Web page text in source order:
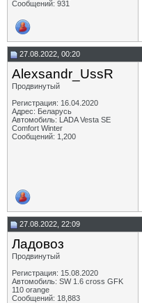
Сообщений: 931
27.08.2022, 00:20
Alexsandr_UssR
Продвинутый
Регистрация: 16.04.2020
Адрес: Беларусь
Автомобиль: LADA Vesta SE
Comfort Winter
Сообщений: 1,200
27.08.2022, 22:09
Ладовоз
Продвинутый
Регистрация: 15.08.2020
Автомобиль: SW 1.6 cross GFK
110 orange
Сообщений: 18,883